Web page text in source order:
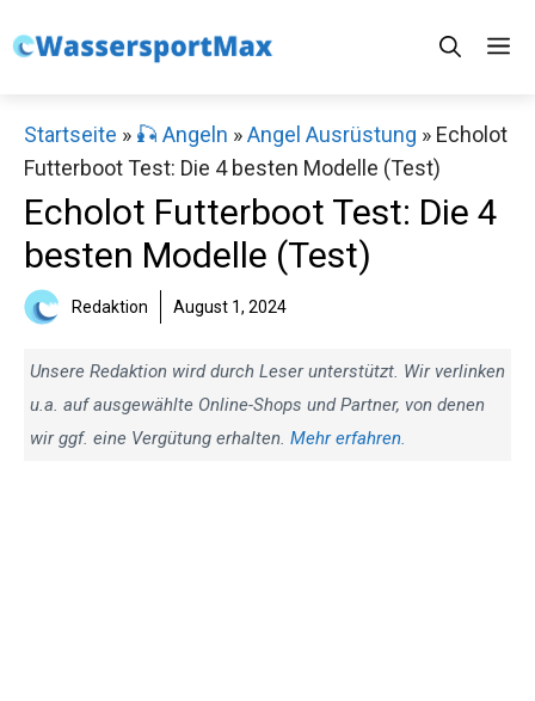
Inhalt
Startseite » 🎣 Angeln »Angel Ausrüstung » Echolot
Futterboot Test: Die 4 besten Modelle (Test)
Echolot Futterboot Test: Die 4
besten Modelle (Test)
Redaktion August 1, 2024
Unsere Redaktion wird durch Leser unterstützt. Wir verlinken
u.a. auf ausgewählte Online-Shops und Partner, von denen
wir ggf. eine Vergütung erhalten. Mehr erfahren.